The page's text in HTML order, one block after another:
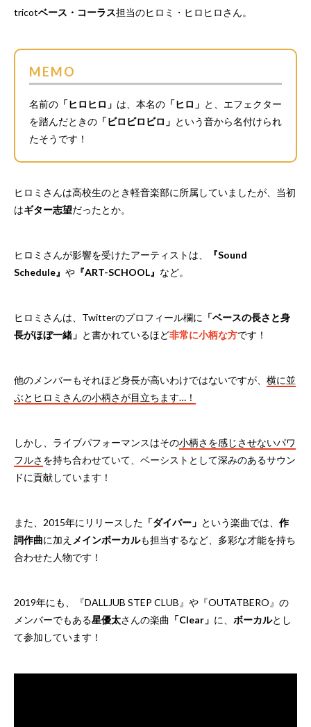
tricotベース・コーラス担当のヒロミ・ヒロヒロさん。
MEMO
名前の 「ヒロヒロ」 は、本名の 「ヒロ」 と、エフェクター
を踏んだときの 「ビロビロビロ」 という音から名付けられ
たそうです！
ヒロミさんは高校生のとき軽音楽部に所属していましたが、当初
はギター志望だったとか。
ヒロミさんが影響を受けたアーティストは、
『Sound
Schedule』 や 『ART-SCHOOL』 など。
ヒロミさんは、Twitterのプロフィール欄に 「ベースの長さと身
長がほぼ一緒」 と書かれているほど非常に小柄な方です！
他のメンバーもそれほど身長が高いわけではないですが、 横に並
ぶとヒロミさんの小柄さが目立ちます…！
しかし、ライブパフォーマンスはその小柄さを感じさせないパワ
フルさ を持ち合わせていて、ベーシストとして深みのあるサウン
ドに貢献しています！
また、2015年にリリースした 「ダイバー」 という楽曲では、 作
詞作曲に加え メインボーカルも担当するなど、多彩な才能を持ち
合わせた人物です！
2019年にも、『DALLJUB STEP CLUB』や『OUTATBERO』の
メンバーでもある星優太さんの楽曲 「Clear」 に、 ボーカルとし
て参加しています！